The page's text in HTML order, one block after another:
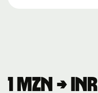
1 MZN → INR